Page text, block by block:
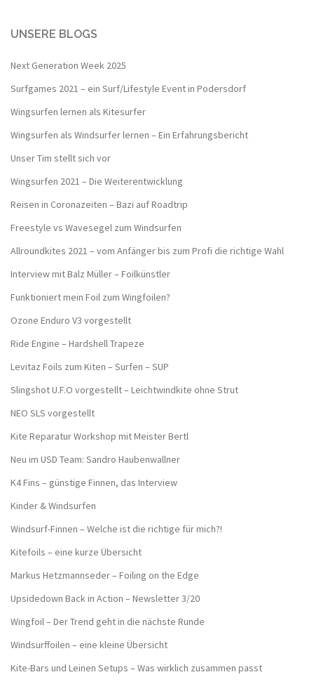
UNSERE BLOGS
Next Generation Week 2025
Surfgames 2021 – ein Surf/Lifestyle Event in Podersdorf
Wingsurfen lernen als Kitesurfer
Wingsurfen als Windsurfer lernen – Ein Erfahrungsbericht
Unser Tim stellt sich vor
Wingsurfen 2021 – Die Weiterentwicklung
Reisen in Coronazeiten – Bazi auf Roadtrip
Freestyle vs Wavesegel zum Windsurfen
Allroundkites 2021 – vom Anfänger bis zum Profi die richtige Wahl
Interview mit Balz Müller – Foilkünstler
Funktioniert mein Foil zum Wingfoilen?
Ozone Enduro V3 vorgestellt
Ride Engine – Hardshell Trapeze
Levitaz Foils zum Kiten – Surfen – SUP
Slingshot U.F.O vorgestellt – Leichtwindkite ohne Strut
NEO SLS vorgestellt
Kite Reparatur Workshop mit Meister Bertl
Neu im USD Team: Sandro Haubenwallner
K4 Fins – günstige Finnen, das Interview
Kinder & Windsurfen
Windsurf-Finnen – Welche ist die richtige für mich?!
Kitefoils – eine kurze Übersicht
Markus Hetzmannseder – Foiling on the Edge
Upsidedown Back in Action – Newsletter 3/20
Wingfoil – Der Trend geht in die nächste Runde
Windsurffoilen – eine kleine Übersicht
Kite-Bars und Leinen Setups – Was wirklich zusammen passt